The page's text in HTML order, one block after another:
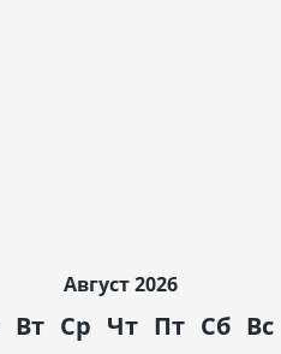
Август 2026
Вт Ср Чт Пт Сб Вс